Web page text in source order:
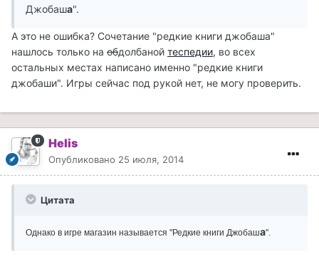
Джобаша".
А это не ошибка? Сочетание "редкие книги джобаша"
нашлось только на обдолбаной теспедии, во всех
остальных местах написано именно "редкие книги
джобаши". Игры сейчас под рукой нет, не могу проверить.
Helis
Опубликовано 25 июля, 2014
Цитата
Однако в игре магазин называется "Редкие книги Джобаша".